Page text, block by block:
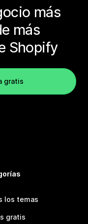
más
más
Shopify
gratis
los temas
gratis